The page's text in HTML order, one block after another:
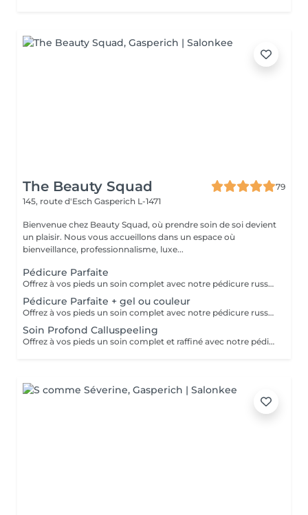
The Beauty Squad
79
145, route d'Esch Gasperich L-1471
Bienvenue chez Beauty Squad, où prendre soin de soi devient
un plaisir. Nous vous accueillons dans un espace où
bienveillance, professionnalisme, luxe...
Pédicure Parfaite
Offrez à vos pieds un soin complet avec notre pédicure russe pour un résultat à la fois durable et raffiné. Cette technique haut de gamme garantit des pieds parfaitement soignés et une finition impeccable qui dure. - Pédicure Russe : soin de précision, incluant le limage des ongles, l'élimination des cuticules, et un massage nourrissant pour des pieds doux et lisses. La pédicure russe et le massage des pieds sont automatiquement inclus dans la prestation. Nous mettons un point d'honneur à vous offrir un environnement aux conditions d'hygiène strictes : matériel désinfecté, stérilisé, à usage unique. Des pieds parfaitement soignés et embellis. Résultat durable et impeccable. Un soin de luxe, alliant beauté et confort.
Pédicure Parfaite + gel ou couleur
Offrez à vos pieds un soin complet avec notre pédicure russe, combinée à l'application de vernis semi-permanent pour un résultat à la fois durable et raffiné. Cette technique haut de gamme garantit des pieds parfaitement soignés et une finition impeccable qui dure. - Pédicure Russe : soin de précision, incluant le limage des ongles, l'élimination des cuticules, et un massage nourrissant pour des pieds doux et lisses. - Application d'un gel ou Vernis semi permanent de qualité pour des couleurs éclatantes et une tenue de plusieurs semaines, sans s'écailler. La pédicure russe et le massage des pieds sont automatiquement inclus dans la prestation. Nous mettons un point d'honneur à vous offrir un environnement aux conditions d'hygiène strictes : matériel désinfecté, stérilisé, à usage unique. Des pieds parfaitement soignés et embellis. Résultat durable et impeccable. Un soin de luxe, alliant beauté et confort.
Soin Profond Calluspeeling
Offrez à vos pieds un soin complet et raffiné avec notre pédicure associée au Pododisc ou Calluspeeling, pour une élimination efficace des callosités et une peau lisse et douce. Ces techniques avancées permettent de sublimer vos pieds tout en offrant un véritable confort. - Pédicure russe : Prise en charge de vos ongles, travail des cuticules et mise en beauté générale des pieds. SANS POSE DE VERNIS. - Pododisc / Calluspeeling : Traitement ciblé pour éliminer les callosités et les peaux mortes, en douceur, pour des pieds parfaitement lissés. Le Pododisc utilise un disque rotatif pour un soin précis et le Calluspeeling applique un gel exfoliant pour un résultat instantané. - Hydratation & Massage : Apport d'un soin nourrissant pour des pieds doux et détendus. La pédicure russe et le massage des pieds sont automatiquement inclus dans la prestation. Nous mettons un point d'honneur à vous offrir un environnement aux conditions d'hygiène strictes : matériel désinfecté, stérilisé, à usage unique. Des pieds impeccables et soignés en profondeur. Soin intensif pour une peau douce et lisse. Résultat visible et durable.